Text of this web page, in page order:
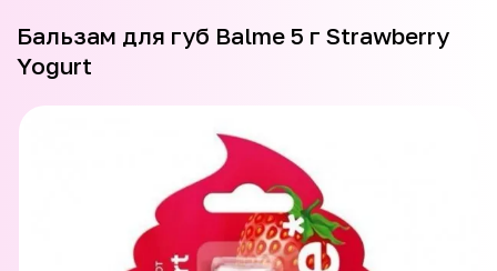
Бальзам для губ Balme 5 г Strawberry
Yogurt